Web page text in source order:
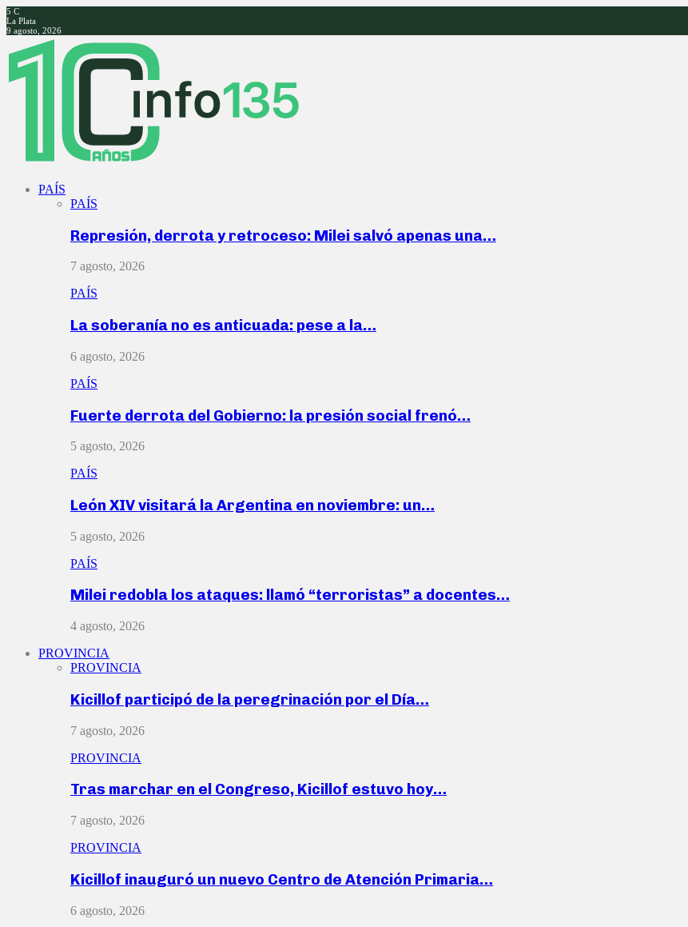
5 C
La Plata
9 agosto, 2026
Facebook
Twitter
Instagram
Youtube
PAÍS
PAÍS
Represión, derrota y retroceso: Milei salvó apenas una…
7 agosto, 2026
PAÍS
La soberanía no es anticuada: pese a la…
6 agosto, 2026
PAÍS
Fuerte derrota del Gobierno: la presión social frenó…
5 agosto, 2026
PAÍS
León XIV visitará la Argentina en noviembre: un…
5 agosto, 2026
PAÍS
Milei redobla los ataques: llamó “terroristas” a docentes…
4 agosto, 2026
PROVINCIA
PROVINCIA
Kicillof participó de la peregrinación por el Día…
7 agosto, 2026
PROVINCIA
Tras marchar en el Congreso, Kicillof estuvo hoy…
7 agosto, 2026
PROVINCIA
Kicillof inauguró un nuevo Centro de Atención Primaria…
6 agosto, 2026